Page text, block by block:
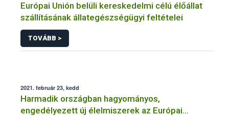
Európai Unión belüli kereskedelmi célú élőállat
szállításának állategészségügyi feltételei
TOVÁBB >
2021. február 23, kedd
Harmadik országban hagyományos,
engedélyezett új élelmiszerek az Európai